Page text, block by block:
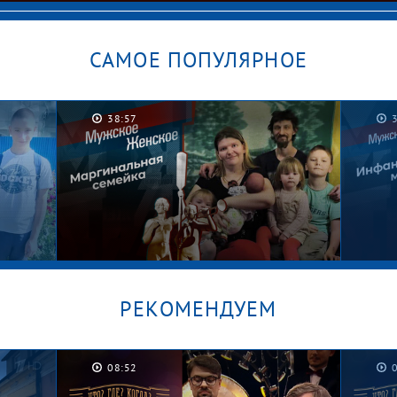
САМОЕ ПОПУЛЯРНОЕ
38:57
Графские развалины. Мужское /
РЕКОМЕНДУЕМ
08:52